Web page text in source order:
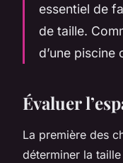
essentiel de
de taille.
d’une piscine
Évaluer
La première des
déterminer la